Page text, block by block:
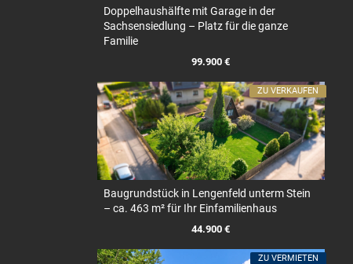
Doppelhaushälfte mit Garage in der
Sachsensiedlung – Platz für die ganze
Familie
99.900 €
Baugrundstück in Lengenfeld unterm Stein
– ca. 463 m² für Ihr Einfamilienhaus
44.900 €
ZU VERKAUFEN
ZU VERMIETEN